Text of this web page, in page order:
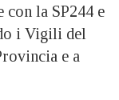
con la SP244 e
i Vigili del
e a